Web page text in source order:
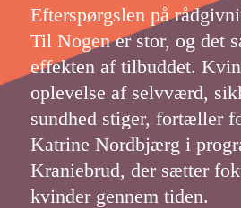
Efterspørgslen på
Til Nogen er stor, og det
effekten af tilbuddet.
oplevelse af selvværd,
sundhed stiger, fortæller
Katrine Nordbjærg i
Kraniebrud, der sætter
kvinder gennem tiden.